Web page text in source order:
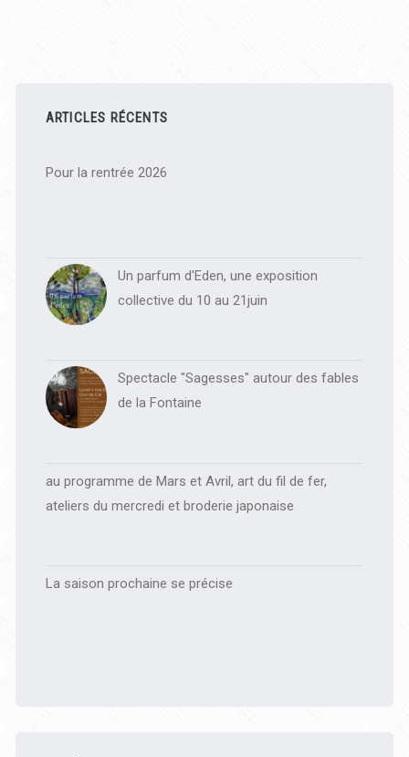
latérale
principale
ARTICLES RÉCENTS
Pour la rentrée 2026
Un parfum d'Eden, une exposition
collective du 10 au 21juin
Spectacle "Sagesses" autour des fables
de la Fontaine
au programme de Mars et Avril, art du fil de fer,
ateliers du mercredi et broderie japonaise
La saison prochaine se précise